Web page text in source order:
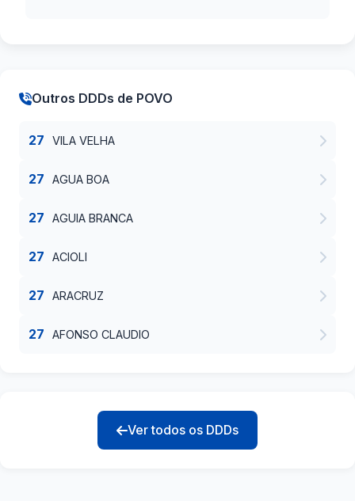
Outros DDDs de POVO
27 VILA VELHA
27 AGUA BOA
27 AGUIA BRANCA
27 ACIOLI
27 ARACRUZ
27 AFONSO CLAUDIO
Ver todos os DDDs